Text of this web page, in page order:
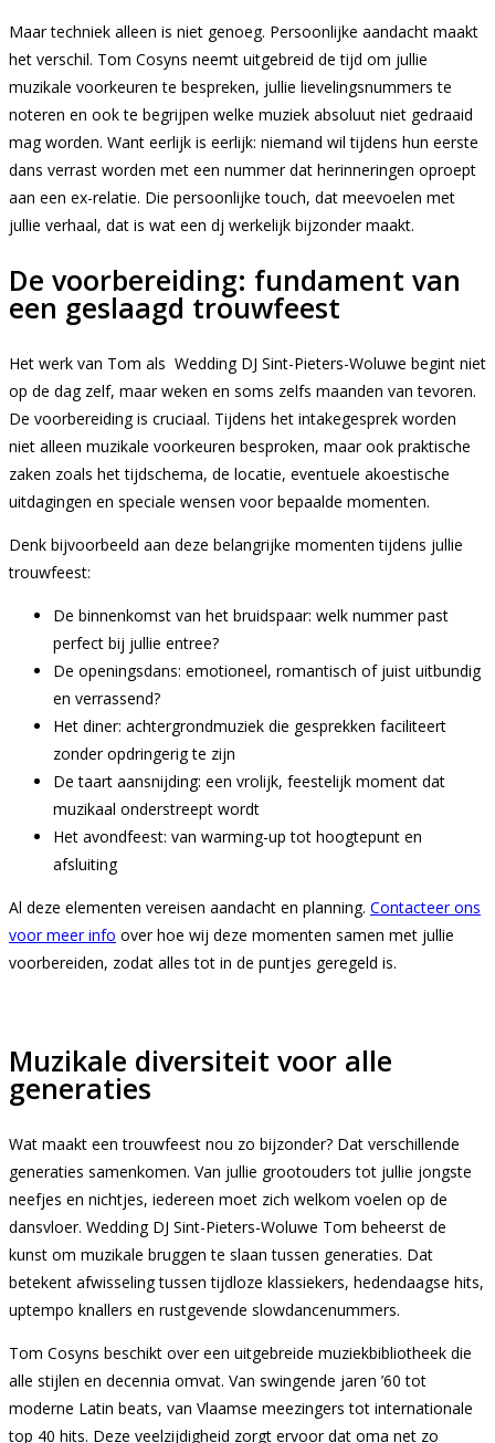
Maar techniek alleen is niet genoeg. Persoonlijke aandacht maakt
het verschil. Tom Cosyns neemt uitgebreid de tijd om jullie
muzikale voorkeuren te bespreken, jullie lievelingsnummers te
noteren en ook te begrijpen welke muziek absoluut niet gedraaid
mag worden. Want eerlijk is eerlijk: niemand wil tijdens hun eerste
dans verrast worden met een nummer dat herinneringen oproept
aan een ex-relatie. Die persoonlijke touch, dat meevoelen met
jullie verhaal, dat is wat een dj werkelijk bijzonder maakt.
De voorbereiding: fundament van
een geslaagd trouwfeest
Het werk van Tom als Wedding DJ Sint-Pieters-Woluwe begint niet
op de dag zelf, maar weken en soms zelfs maanden van tevoren.
De voorbereiding is cruciaal. Tijdens het intakegesprek worden
niet alleen muzikale voorkeuren besproken, maar ook praktische
zaken zoals het tijdschema, de locatie, eventuele akoestische
uitdagingen en speciale wensen voor bepaalde momenten.
Denk bijvoorbeeld aan deze belangrijke momenten tijdens jullie
trouwfeest:
De binnenkomst van het bruidspaar: welk nummer past
perfect bij jullie entree?
De openingsdans: emotioneel, romantisch of juist uitbundig
en verrassend?
Het diner: achtergrondmuziek die gesprekken faciliteert
zonder opdringerig te zijn
De taart aansnijding: een vrolijk, feestelijk moment dat
muzikaal onderstreept wordt
Het avondfeest: van warming-up tot hoogtepunt en
afsluiting
Al deze elementen vereisen aandacht en planning. Contacteer ons
voor meer info over hoe wij deze momenten samen met jullie
voorbereiden, zodat alles tot in de puntjes geregeld is.
Muzikale diversiteit voor alle
generaties
Wat maakt een trouwfeest nou zo bijzonder? Dat verschillende
generaties samenkomen. Van jullie grootouders tot jullie jongste
neefjes en nichtjes, iedereen moet zich welkom voelen op de
dansvloer. Wedding DJ Sint-Pieters-Woluwe Tom beheerst de
kunst om muzikale bruggen te slaan tussen generaties. Dat
betekent afwisseling tussen tijdloze klassiekers, hedendaagse hits,
uptempo knallers en rustgevende slowdancenummers.
Tom Cosyns beschikt over een uitgebreide muziekbibliotheek die
alle stijlen en decennia omvat. Van swingende jaren ’60 tot
moderne Latin beats, van Vlaamse meezingers tot internationale
top 40 hits. Deze veelzijdigheid zorgt ervoor dat oma net zo